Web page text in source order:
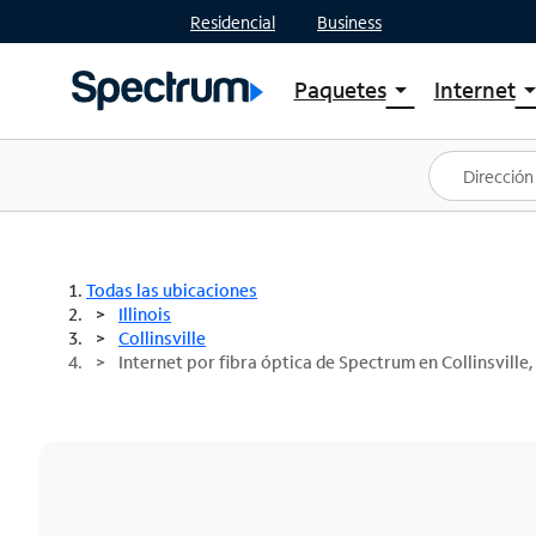
Residencial Business
Paquetesarrow_drop_down
Ver paquetes
Spectrum One
Mejores ofertas
Internetarrow_drop_down
Planes
Todas las ubicaciones
Illinois
Collinsville
Internet por fibra óptica de Spectrum en Collinsville,